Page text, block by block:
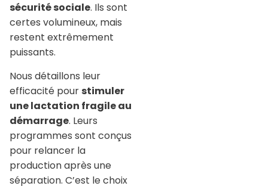
sécurité sociale. Ils sont
certes volumineux, mais
restent extrêmement
puissants.
Nous détaillons leur
efficacité pour stimuler
une lactation fragile au
démarrage. Leurs
programmes sont conçus
pour relancer la
production après une
séparation. C’est le choix